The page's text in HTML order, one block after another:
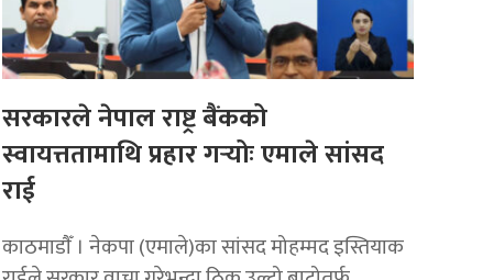
सरकारले नेपाल राष्ट्र बैंकको
स्वायत्ततामाथि प्रहार गर्‍योः एमाले सांसद
राई
काठमाडाैँ । नेकपा (एमाले)का सांसद मोहम्मद इस्तियाक